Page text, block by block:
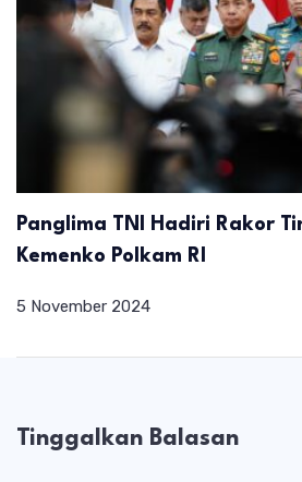
Panglima TNI Hadiri Rakor
Kemenko Polkam RI
5 November 2024
Tinggalkan Balasan